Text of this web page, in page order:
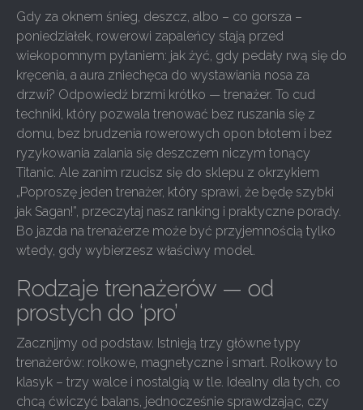
Gdy za oknem śnieg, deszcz, albo – co gorsza –
poniedziałek, rowerowi zapaleńcy stają przed
wiekopomnym pytaniem: jak żyć, gdy pedały rwą się do
kręcenia, a aura zniechęca do wystawiania nosa za
drzwi? Odpowiedź brzmi krótko — trenażer. To cud
techniki, który pozwala trenować bez ruszania się z
domu, bez brudzenia rowerowych opon błotem i bez
ryzykowania zalania się deszczem niczym tonący
Titanic. Ale zanim rzucisz się do sklepu z okrzykiem
„Poproszę jeden trenażer, który sprawi, że będę szybki
jak Sagan!”, przeczytaj nasz ranking i praktyczne porady.
Bo jazda na trenażerze może być przyjemnością tylko
wtedy, gdy wybierzesz właściwy model.
Rodzaje trenażerów — od
prostych do ‘pro’
Zacznijmy od podstaw. Istnieją trzy główne typy
trenażerów: rolkowe, magnetyczne i smart. Rolkowy to
klasyk – trzy walce i nostalgią w tle. Idealny dla tych, co
chcą ćwiczyć balans, jednocześnie sprawdzając, czy